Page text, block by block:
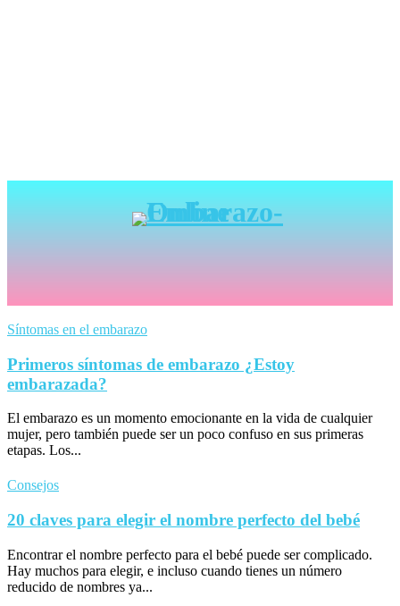
Síntomas en el embarazo
Primeros síntomas de embarazo ¿Estoy
embarazada?
El embarazo es un momento emocionante en la vida de cualquier
mujer, pero también puede ser un poco confuso en sus primeras
etapas. Los...
Consejos
20 claves para elegir el nombre perfecto del bebé
Encontrar el nombre perfecto para el bebé puede ser complicado.
Hay muchos para elegir, e incluso cuando tienes un número
reducido de nombres ya...